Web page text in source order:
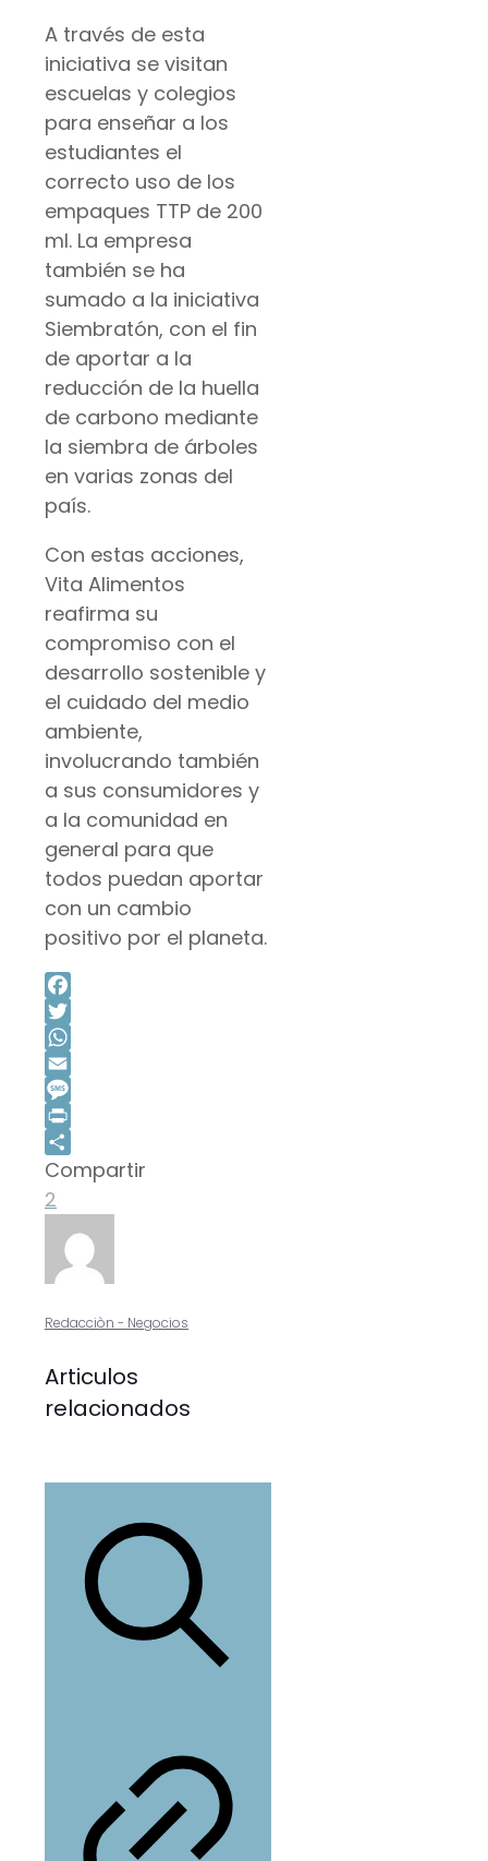
A través de esta
iniciativa se visitan
escuelas y colegios
para enseñar a los
estudiantes el
correcto uso de los
empaques TTP de 200
ml. La empresa
también se ha
sumado a la iniciativa
Siembratón, con el fin
de aportar a la
reducción de la huella
de carbono mediante
la siembra de árboles
en varias zonas del
país.
Con estas acciones,
Vita Alimentos
reafirma su
compromiso con el
desarrollo sostenible y
el cuidado del medio
ambiente,
involucrando también
a sus consumidores y
a la comunidad en
general para que
todos puedan aportar
con un cambio
positivo por el planeta.
Facebook
Twitter
WhatsApp
Email
Message
Print
Compartir
Compartir
2
Redacciòn - Negocios
Articulos
relacionados